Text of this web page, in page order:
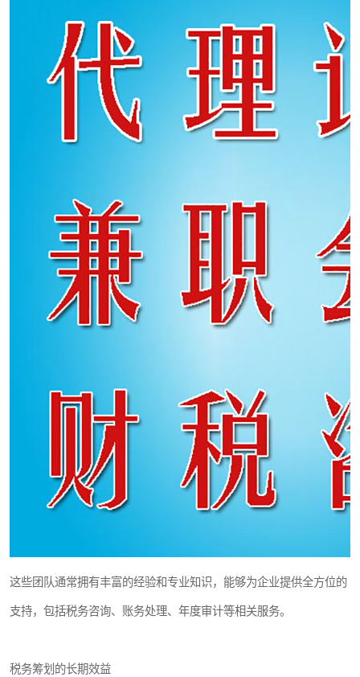
这些团队通常拥有丰富的经验和专业知识，能够为企业提供全方位的
支持，包括税务咨询、账务处理、年度审计等相关服务。
税务筹划的长期效益